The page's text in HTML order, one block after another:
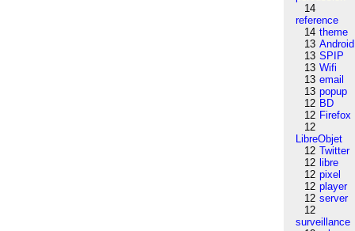
14
reference
14 theme
13 Android
13 SPIP
13 Wifi
13 email
13 popup
12 BD
12 Firefox
12
LibreObjet
12 Twitter
12 libre
12 pixel
12 player
12 server
12
surveillance